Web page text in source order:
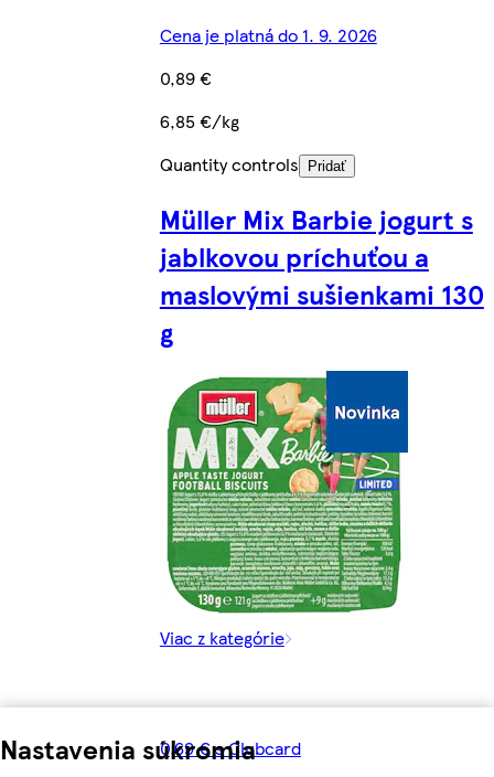
Nastavenia súkromia
Cena je platná do 1. 9. 2026
0,89 €
6,85 €/kg
Quantity controls
Pridať
Müller Mix Barbie jogurt s
jablkovou príchuťou a
maslovými sušienkami 130
g
Viac z kategórie
0,69 € s Clubcard